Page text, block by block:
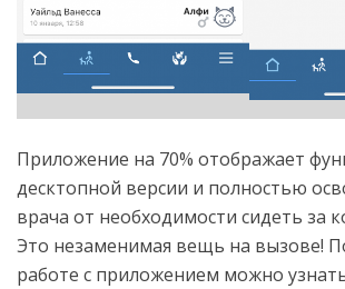
Приложение на 70% отображает
десктопной версии и полностью
врача от необходимости сидеть за
Это незаменимая вещь на вызове!
работе с приложением можно